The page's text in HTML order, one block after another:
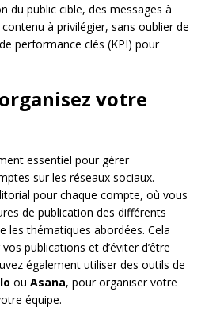
du public cible, des messages à
à privilégier, sans oublier de
performance clés (KPI) pour
votre
essentiel pour gérer
sur les réseaux sociaux.
pour chaque compte, où vous
de publication des différents
les thématiques abordées. Cela
publications et d’éviter d’être
également utiliser des outils de
ou Asana, pour organiser votre
équipe.